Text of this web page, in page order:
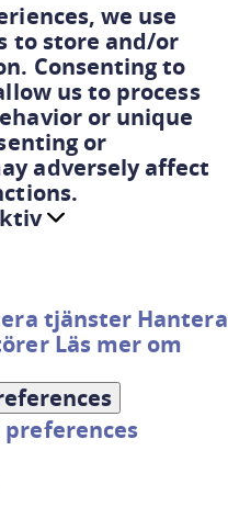
we use
to store and/or
Consenting to
us to process
or unique
or
adversely affect
tjänster Hantera
Läs mer om
preferences